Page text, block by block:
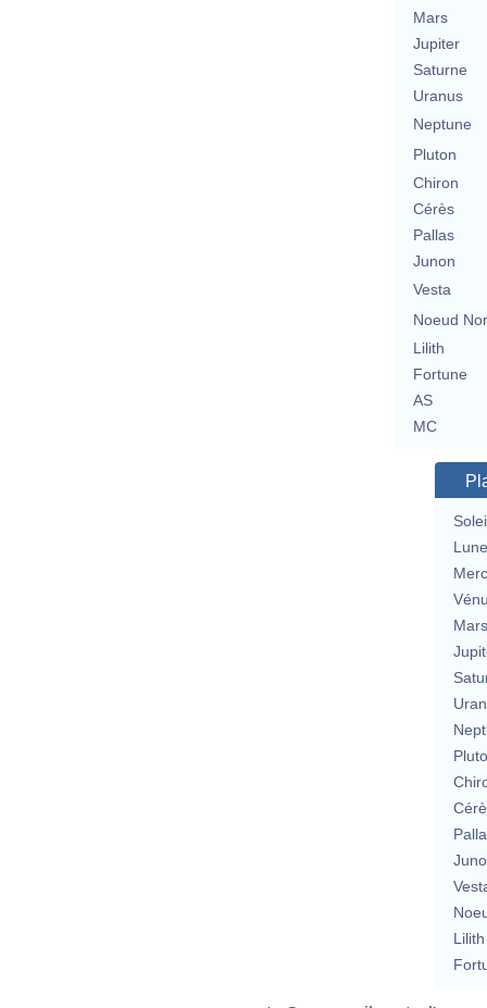
Mars
Jupiter
Saturne
Uranus
Neptune
Pluton
Chiron
Cérès
Pallas
Junon
Vesta
Noeud
Lilith
Fortune
AS
MC
Lune
Mars
Lilith